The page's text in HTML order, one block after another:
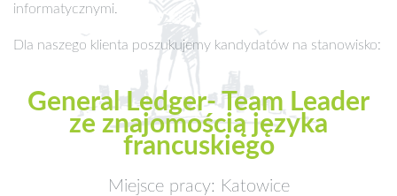
informatycznymi.
Dla naszego klienta poszukujemy kandydatów na stanowisko:
General Ledger- Team Leader
ze znajomością języka
francuskiego
Miejsce pracy: Katowice